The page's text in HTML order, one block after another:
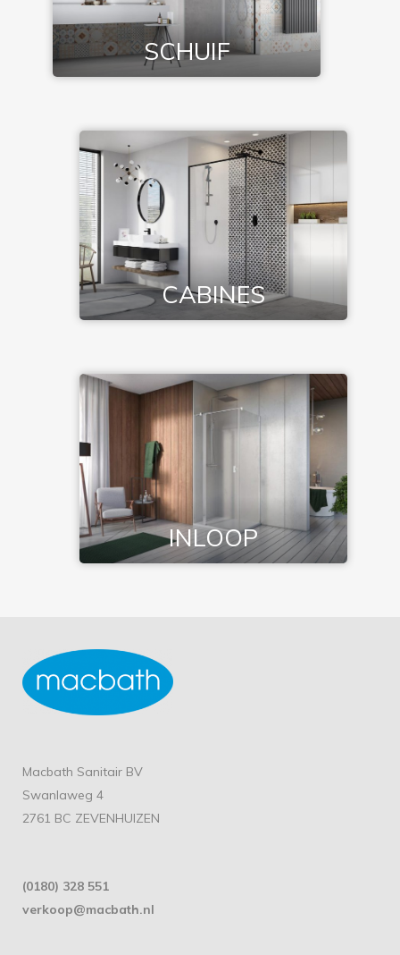
SCHUIF
CABINES
INLOOP
Macbath Sanitair BV
Swanlaweg 4
2761 BC ZEVENHUIZEN
(0180) 328 551
verkoop@macbath.nl